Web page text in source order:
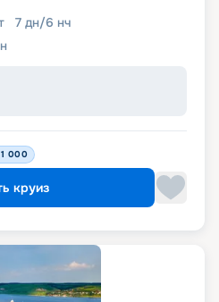
7 дн/6 нч
000
круиз